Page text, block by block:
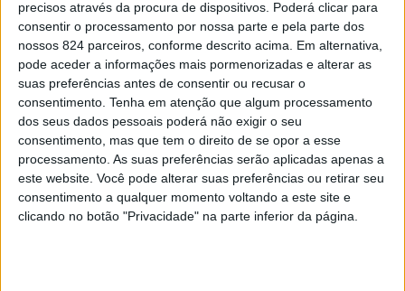
precisos através da procura de dispositivos. Poderá clicar para
consentir o processamento por nossa parte e pela parte dos
nossos 824 parceiros, conforme descrito acima. Em alternativa,
pode aceder a informações mais pormenorizadas e alterar as
suas preferências antes de consentir ou recusar o
consentimento. Tenha em atenção que algum processamento
dos seus dados pessoais poderá não exigir o seu
consentimento, mas que tem o direito de se opor a esse
processamento. As suas preferências serão aplicadas apenas a
este website. Você pode alterar suas preferências ou retirar seu
consentimento a qualquer momento voltando a este site e
clicando no botão "Privacidade" na parte inferior da página.
O Grupo Desportivo Arenense sagrou-se Campeão
Distrital do Circuito de Trail Curto da Associação de
Atletismo do Distrito de Portalegre, na época
2024/2025.
Entre 11 equipas em competição, o clube de Santo